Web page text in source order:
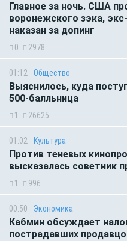
Главное за ночь. CША
воронежского зэка,
наказан за допинг
0 2978
01:12 Общество
Выяснилось, куда
500-балльница
1 26625
01:02 Культура
Против теневых
высказалась советник
1 996
00:50 Экономика
Кабмин обсуждает
пострадавших